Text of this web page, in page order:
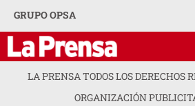
GRUPO OPSA
LA PRENSA TODOS LOS DERECHOS
ORGANIZACIÓN